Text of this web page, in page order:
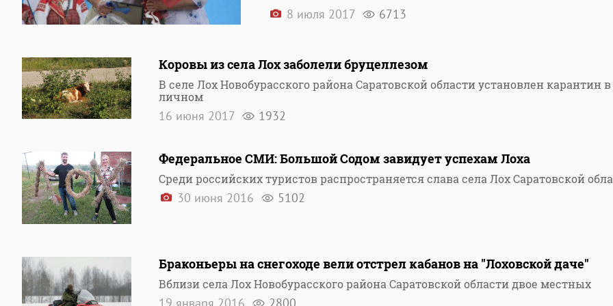
8 июля 2017
6713
Коровы из села Лох заболели бруцеллезом
В селе Лох Новобурасского района Саратовской области установлен карантин в
личном
16 июня 2017 1932
Федеральное СМИ: Большой Содом завидует успехам Лоха
Среди российских туристов распространяется слава села Лох Саратовской
30 июня 2016 5102
Браконьеры на снегоходе вели отстрел кабанов на "Лоховской даче"
Вблизи села Лох Новобурасского района Саратовской области двое местных